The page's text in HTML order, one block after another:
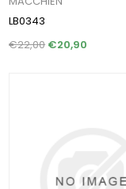
LB0343
€22,00 €20,90